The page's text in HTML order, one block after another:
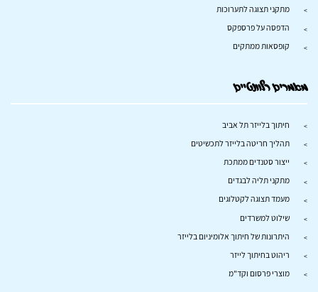
מתקני תצוגה לתערוכות
הדפסה על פרספקס
קופסאות ממתקים
מאמרים רלוונטיים
חיתוך בלייזר תל אביב
תהליך חריטה בלייזר לתכשיטים
ייצור סטנדים ממתכת
מתקני תליה לבגדים
מעמד תצוגה לקטלוגים
שילוט למשרדים
היתרונות של חיתוך אלומיניום בלייזר
ריהוט בחיתוך לייזר
מוצרי פרסום וקד"מ